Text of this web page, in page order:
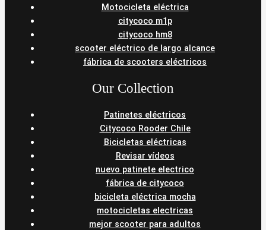
Motocicleta eléctrica
citycoco m1p
citycoco hm8
scooter eléctrico de largo alcance
fábrica de scooters eléctricos
Our Collection
Patinetes eléctricos
Citycoco Rooder Chile
Bicicletas eléctricas
Revisar vídeos
nuevo patinete electrico
fábrica de citycoco
bicicleta eléctrica mocha
motocicletas electricas
mejor scooter para adultos